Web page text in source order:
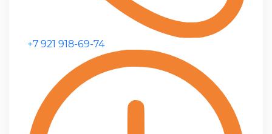
+7 921 918-69-74